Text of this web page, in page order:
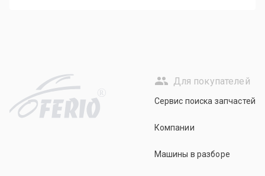
R
Для покупателей
Сервис поиска запчастей
Компании
Машины в разборе